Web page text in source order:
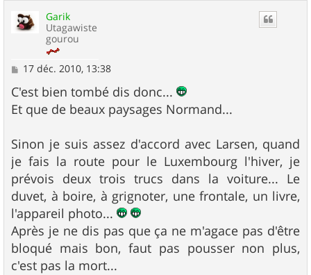
Garik
Utagawiste
gourou
M
s
s
a
17 déc. 2010, 13:38
C'est bien tombé dis donc...
Et que de beaux paysages Normand...
Sinon je suis assez d'accord avec Larsen, quand
je fais la route pour le Luxembourg l'hiver, je
prévois deux trois trucs dans la voiture... Le
duvet, à boire, à grignoter, une frontale, un livre,
l'appareil photo...
Après je ne dis pas que ça ne m'agace pas d'être
bloqué mais bon, faut pas pousser non plus,
c'est pas la mort...